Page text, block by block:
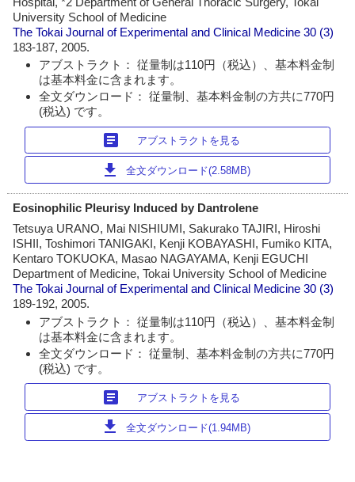
University School of Medicine
The Tokai Journal of Experimental and Clinical Medicine 30 (3)
183-187, 2005.
アブストラクト： 従量制は110円（税込）、基本料金制
は基本料金に含まれます。
全文ダウンロード： 従量制、基本料金制の方共に770円
(税込) です。
article アブストラクトを見る
download 全文ダウンロード(2.58MB)
Eosinophilic Pleurisy Induced by Dantrolene
Tetsuya URANO, Mai NISHIUMI, Sakurako TAJIRI, Hiroshi
ISHII, Toshimori TANIGAKI, Kenji KOBAYASHI, Fumiko KITA,
Kentaro TOKUOKA, Masao NAGAYAMA, Kenji EGUCHI
Department of Medicine, Tokai University School of Medicine
The Tokai Journal of Experimental and Clinical Medicine 30 (3)
189-192, 2005.
アブストラクト： 従量制は110円（税込）、基本料金制
は基本料金に含まれます。
全文ダウンロード： 従量制、基本料金制の方共に770円
(税込) です。
article アブストラクトを見る
download 全文ダウンロード(1.94MB)